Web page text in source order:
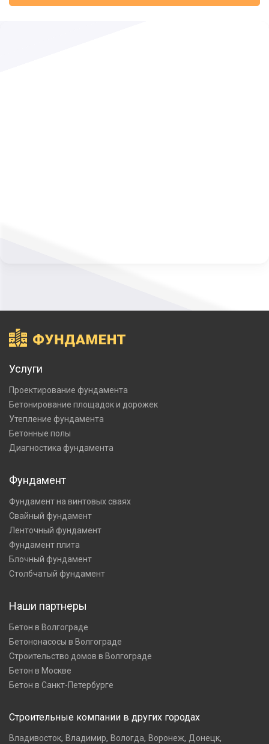
Услуги
Проектирование фундамента
Бетонирование площадок и дорожек
Утепление фундамента
Бетонные полы
Диагностика фундамента
Фундамент
Фундамент на винтовых сваях
Свайный фундамент
Ленточный фундамент
Фундамент плита
Блочный фундамент
Столбчатый фундамент
Наши партнеры
Бетон в Волгограде
Бетононасосы в Волгограде
Строительство домов в Волгограде
Бетон в Москве
Бетон в Санкт-Петербурге
Строительные компании в других городах
Владивосток, Владимир, Вологда, Воронеж, Донецк,